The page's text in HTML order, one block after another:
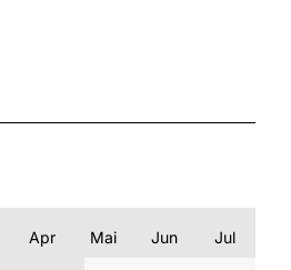
Apr Mai Jun Jul